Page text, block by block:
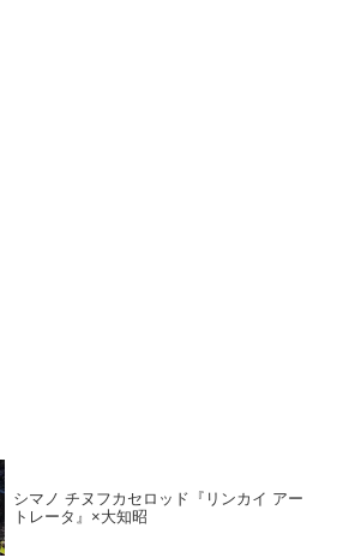
シマノ チヌフカセロッド『リンカイ アー
トレータ』×大知昭